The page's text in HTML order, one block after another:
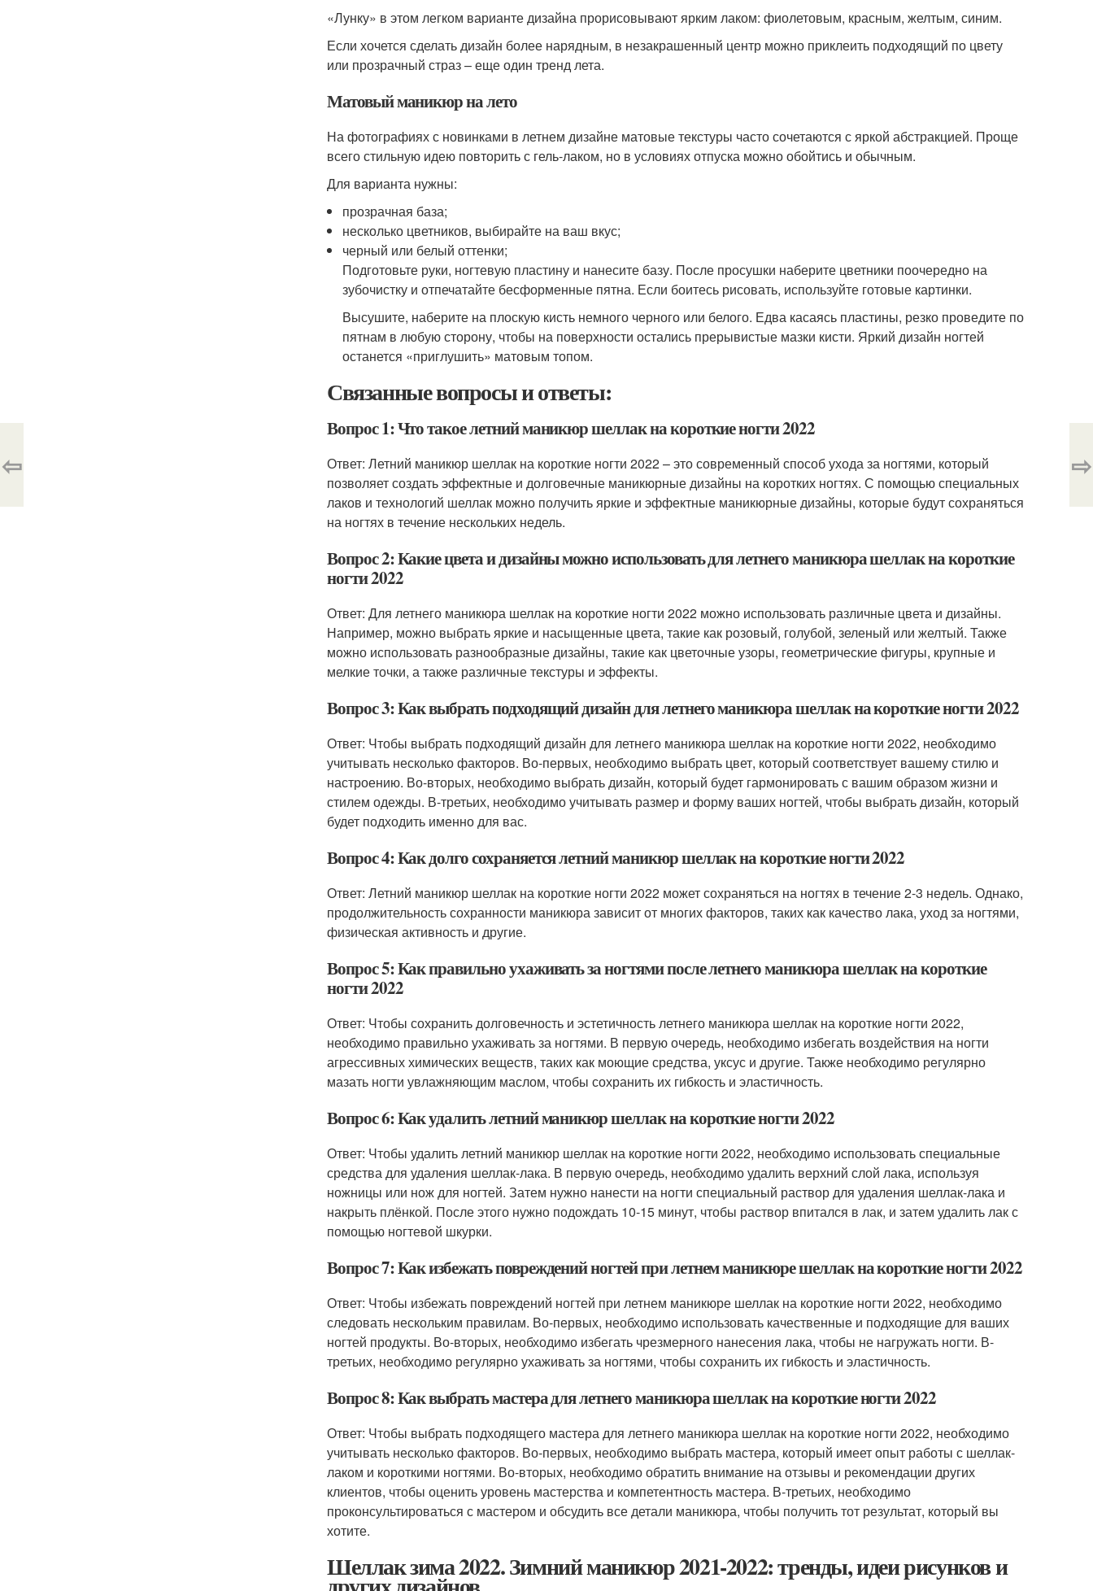
«Лунку» в этом легком варианте дизайна прорисовывают ярким лаком: фиолетовым, красным, желтым, синим.
Если хочется сделать дизайн более нарядным, в незакрашенный центр можно приклеить подходящий по цвету
или прозрачный страз – еще один тренд лета.
Матовый маникюр на лето
На фотографиях с новинками в летнем дизайне матовые текстуры часто сочетаются с яркой абстракцией. Проще
всего стильную идею повторить с гель-лаком, но в условиях отпуска можно обойтись и обычным.
Для варианта нужны:
прозрачная база;
несколько цветников, выбирайте на ваш вкус;
черный или белый оттенки;
Подготовьте руки, ногтевую пластину и нанесите базу. После просушки наберите цветники поочередно на
зубочистку и отпечатайте бесформенные пятна. Если боитесь рисовать, используйте готовые картинки.
Высушите, наберите на плоскую кисть немного черного или белого. Едва касаясь пластины, резко проведите по
пятнам в любую сторону, чтобы на поверхности остались прерывистые мазки кисти. Яркий дизайн ногтей
останется «приглушить» матовым топом.
Связанные вопросы и ответы:
Вопрос 1: Что такое летний маникюр шеллак на короткие ногти 2022
Ответ: Летний маникюр шеллак на короткие ногти 2022 – это современный способ ухода за ногтями, который
позволяет создать эффектные и долговечные маникюрные дизайны на коротких ногтях. С помощью специальных
лаков и технологий шеллак можно получить яркие и эффектные маникюрные дизайны, которые будут сохраняться
на ногтях в течение нескольких недель.
Вопрос 2: Какие цвета и дизайны можно использовать для летнего маникюра шеллак на короткие
ногти 2022
Ответ: Для летнего маникюра шеллак на короткие ногти 2022 можно использовать различные цвета и дизайны.
Например, можно выбрать яркие и насыщенные цвета, такие как розовый, голубой, зеленый или желтый. Также
можно использовать разнообразные дизайны, такие как цветочные узоры, геометрические фигуры, крупные и
мелкие точки, а также различные текстуры и эффекты.
Вопрос 3: Как выбрать подходящий дизайн для летнего маникюра шеллак на короткие ногти 2022
Ответ: Чтобы выбрать подходящий дизайн для летнего маникюра шеллак на короткие ногти 2022, необходимо
учитывать несколько факторов. Во-первых, необходимо выбрать цвет, который соответствует вашему стилю и
настроению. Во-вторых, необходимо выбрать дизайн, который будет гармонировать с вашим образом жизни и
стилем одежды. В-третьих, необходимо учитывать размер и форму ваших ногтей, чтобы выбрать дизайн, который
будет подходить именно для вас.
Вопрос 4: Как долго сохраняется летний маникюр шеллак на короткие ногти 2022
Ответ: Летний маникюр шеллак на короткие ногти 2022 может сохраняться на ногтях в течение 2-3 недель. Однако,
продолжительность сохранности маникюра зависит от многих факторов, таких как качество лака, уход за ногтями,
физическая активность и другие.
Вопрос 5: Как правильно ухаживать за ногтями после летнего маникюра шеллак на короткие
ногти 2022
Ответ: Чтобы сохранить долговечность и эстетичность летнего маникюра шеллак на короткие ногти 2022,
необходимо правильно ухаживать за ногтями. В первую очередь, необходимо избегать воздействия на ногти
агрессивных химических веществ, таких как моющие средства, уксус и другие. Также необходимо регулярно
мазать ногти увлажняющим маслом, чтобы сохранить их гибкость и эластичность.
Вопрос 6: Как удалить летний маникюр шеллак на короткие ногти 2022
Ответ: Чтобы удалить летний маникюр шеллак на короткие ногти 2022, необходимо использовать специальные
средства для удаления шеллак-лака. В первую очередь, необходимо удалить верхний слой лака, используя
ножницы или нож для ногтей. Затем нужно нанести на ногти специальный раствор для удаления шеллак-лака и
накрыть плёнкой. После этого нужно подождать 10-15 минут, чтобы раствор впитался в лак, и затем удалить лак с
помощью ногтевой шкурки.
Вопрос 7: Как избежать повреждений ногтей при летнем маникюре шеллак на короткие ногти 2022
Ответ: Чтобы избежать повреждений ногтей при летнем маникюре шеллак на короткие ногти 2022, необходимо
следовать нескольким правилам. Во-первых, необходимо использовать качественные и подходящие для ваших
ногтей продукты. Во-вторых, необходимо избегать чрезмерного нанесения лака, чтобы не нагружать ногти. В-
третьих, необходимо регулярно ухаживать за ногтями, чтобы сохранить их гибкость и эластичность.
Вопрос 8: Как выбрать мастера для летнего маникюра шеллак на короткие ногти 2022
Ответ: Чтобы выбрать подходящего мастера для летнего маникюра шеллак на короткие ногти 2022, необходимо
учитывать несколько факторов. Во-первых, необходимо выбрать мастера, который имеет опыт работы с шеллак-
лаком и короткими ногтями. Во-вторых, необходимо обратить внимание на отзывы и рекомендации других
клиентов, чтобы оценить уровень мастерства и компетентность мастера. В-третьих, необходимо
проконсультироваться с мастером и обсудить все детали маникюра, чтобы получить тот результат, который вы
хотите.
Шеллак зима 2022. Зимний маникюр 2021-2022: тренды, идеи рисунков и
⇦ ⇨